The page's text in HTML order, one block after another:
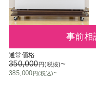
事前相
通常価格
350,000円(税抜)~
385,000円(税込)~